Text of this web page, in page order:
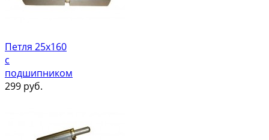
Петля 25х160
с
подшипником
299 руб.